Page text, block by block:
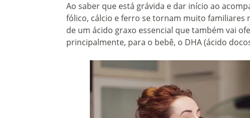
Ao saber que está grávida e dar início ao
fólico, cálcio e ferro se tornam muito familiares
de um ácido graxo essencial que também vai
principalmente, para o bebê, o DHA (ácido